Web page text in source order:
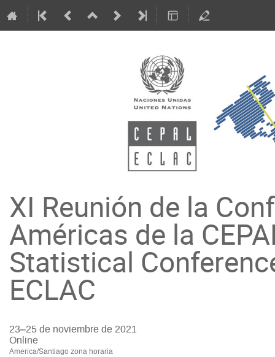
XI Reunión de la
Américas de la
Statistical
ECLAC
23–25 de noviembre de 2021
Online
America/Santiago zona horaria